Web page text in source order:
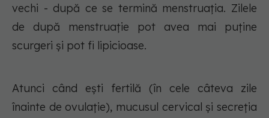
vechi - după ce se termină menstruația. Zilele
de după menstruație pot avea mai puține
scurgeri și pot fi lipicioase.
Atunci când ești fertilă (în cele câteva zile
înainte de ovulație), mucusul cervical și secreția